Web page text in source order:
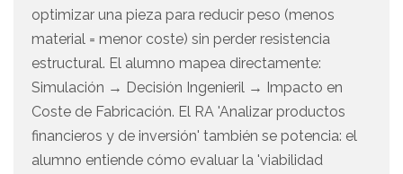
optimizar una pieza para reducir peso (menos
material = menor coste) sin perder resistencia
estructural. El alumno mapea directamente:
Simulación → Decisión Ingenieril → Impacto en
Coste de Fabricación. El RA 'Analizar productos
financieros y de inversión' también se potencia: el
alumno entiende cómo evaluar la 'viabilidad